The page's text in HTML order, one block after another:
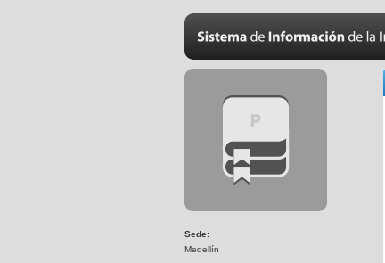
Sede:
Medellín